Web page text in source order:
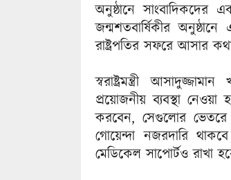
অনুষ্ঠানে সাংবাদিকদের
জন্মশতবার্ষিকীর
রাষ্ট্রপতির সফরে আসার
স্বরাষ্ট্রমন্ত্রী
প্রয়োজনীয় ব্যবস্থা
করবেন, সেগুলোর ভেতরে
গোয়েন্দা নজরদারি
মেডিকেল সাপোর্টও রাখা